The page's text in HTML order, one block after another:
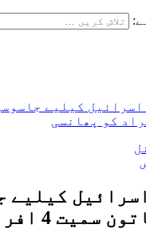
اسرائیل کیلیے
کیلیے
کرنے پر